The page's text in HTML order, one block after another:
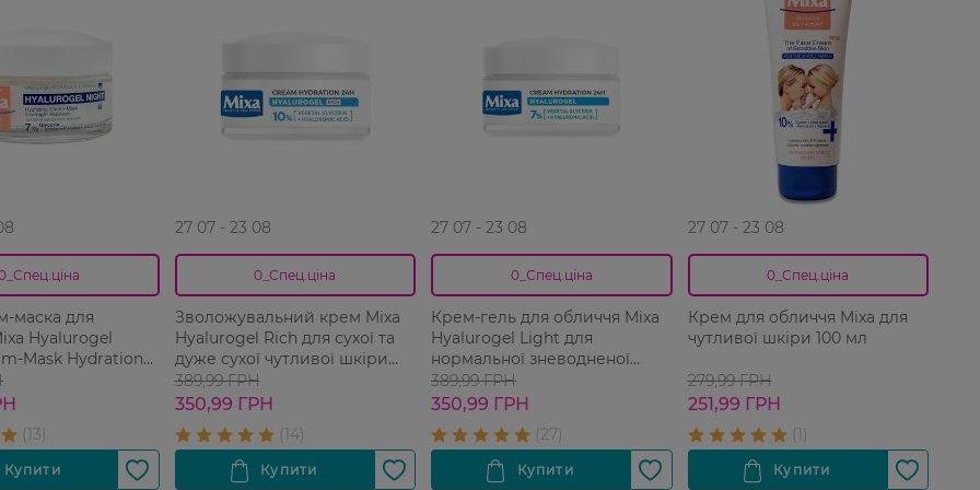
маска для
Hyalurogel
Mask Hydration
дуже сухої шкіри,
кислотою та
27 07 - 23 08
0_Спец.ціна
Зволожувальний крем Mixa
Hyalurogel Rich для сухої та
дуже сухої чутливої шкіри
обличчя 50 мл
389,99 ГРН
350,99 ГРН
27 07 - 23 08
0_Спец.ціна
Крем-гель для обличчя Mixa
Hyalurogel Light для
нормальної зневодненої
чутливої шкіри інтенсивний
зволожуючий 50 мл
389,99 ГРН
350,99 ГРН
27 07 - 23 08
0_Спец.ціна
Крем для обличчя Mixa для
чутливої шкіри 100 мл
279,99 ГРН
251,99 ГРН